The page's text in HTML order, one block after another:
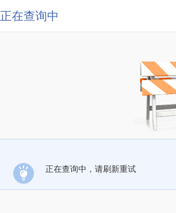
正在查询中
正在查询中，请刷新重试